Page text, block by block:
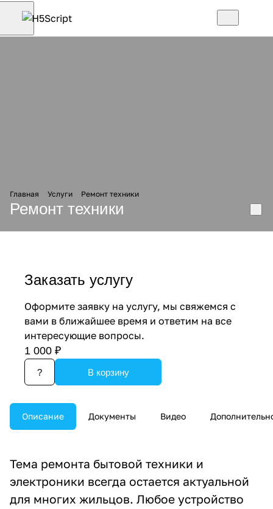
Главная Услуги Ремонт техники
Ремонт техники
Заказать услугу
Оформите заявку на услугу, мы свяжемся с
вами в ближайшее время и ответим на все
интересующие вопросы.
1 000 ₽
? В корзину
Описание Документы Видео
Тема ремонта бытовой техники и
электроники всегда остается актуальной
для многих жильцов. Любое устройство